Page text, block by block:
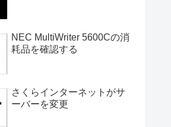
NEC MultiWriter 5600Cの消
耗品を確認する
さくらインターネットがサ
ーバーを変更